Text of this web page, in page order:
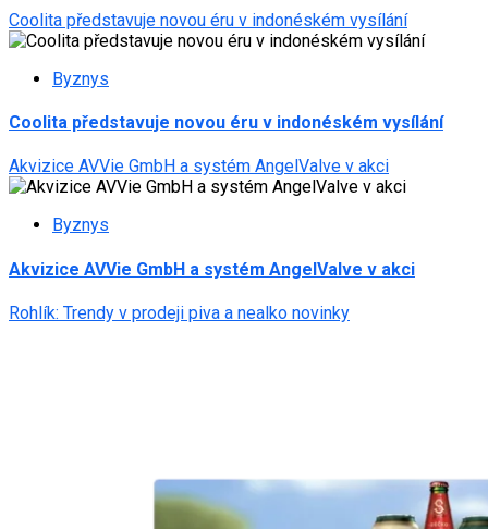
Coolita představuje novou éru v indonéském vysílání
Byznys
Coolita představuje novou éru v indonéském vysílání
Akvizice AVVie GmbH a systém AngelValve v akci
Byznys
Akvizice AVVie GmbH a systém AngelValve v akci
Rohlík: Trendy v prodeji piva a nealko novinky